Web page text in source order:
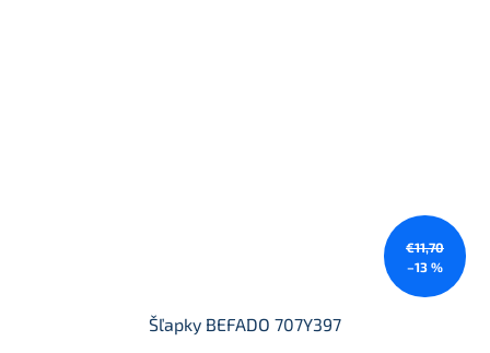
€11,70
–13 %
Šľapky BEFADO 707Y397